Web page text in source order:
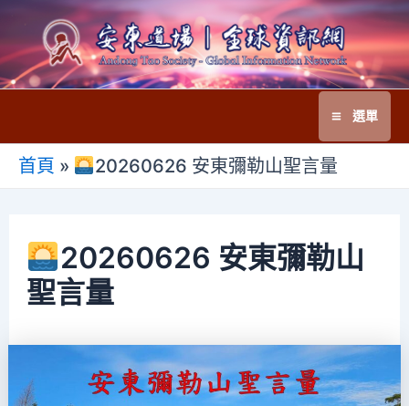
至
主
Main
選單
首頁 » 20260626 安東彌勒山聖言量
20260626 安東彌勒山
聖言量